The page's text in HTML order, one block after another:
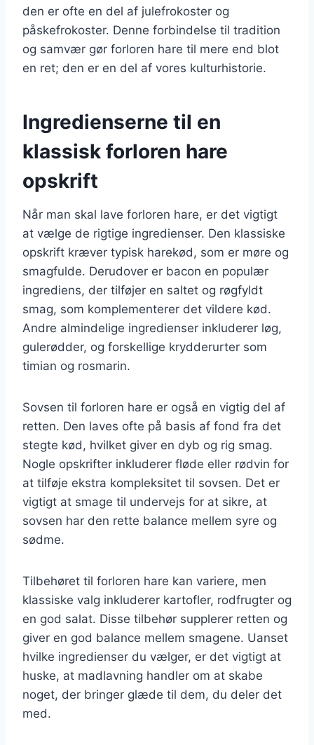
den er ofte en del af julefrokoster og
påskefrokoster. Denne forbindelse til tradition
og samvær gør forloren hare til mere end blot
en ret; den er en del af vores kulturhistorie.
Ingredienserne til en
klassisk forloren hare
opskrift
Når man skal lave forloren hare, er det vigtigt
at vælge de rigtige ingredienser. Den klassiske
opskrift kræver typisk harekød, som er møre og
smagfulde. Derudover er bacon en populær
ingrediens, der tilføjer en saltet og røgfyldt
smag, som komplementerer det vildere kød.
Andre almindelige ingredienser inkluderer løg,
gulerødder, og forskellige krydderurter som
timian og rosmarin.
Sovsen til forloren hare er også en vigtig del af
retten. Den laves ofte på basis af fond fra det
stegte kød, hvilket giver en dyb og rig smag.
Nogle opskrifter inkluderer fløde eller rødvin for
at tilføje ekstra kompleksitet til sovsen. Det er
vigtigt at smage til undervejs for at sikre, at
sovsen har den rette balance mellem syre og
sødme.
Tilbehøret til forloren hare kan variere, men
klassiske valg inkluderer kartofler, rodfrugter og
en god salat. Disse tilbehør supplerer retten og
giver en god balance mellem smagene. Uanset
hvilke ingredienser du vælger, er det vigtigt at
huske, at madlavning handler om at skabe
noget, der bringer glæde til dem, du deler det
med.